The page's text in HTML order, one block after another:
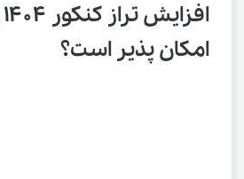
امکان پذیر است؟